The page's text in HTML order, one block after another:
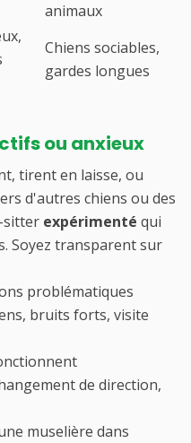
animaux
Chiens sociables,
gardes longues
ou anxieux
tirent en laisse, ou
d'autres chiens ou des
sitter expérimenté qui
Soyez transparent sur
problématiques
bruits forts, visite
de direction,
muselière dans